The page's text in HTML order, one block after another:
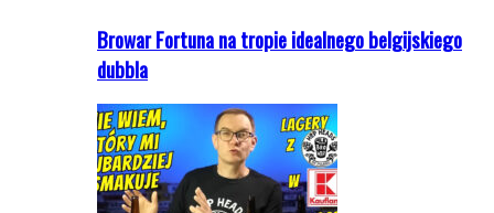
Browar Fortuna na tropie idealnego belgijskiego
dubbla